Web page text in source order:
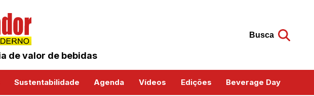
de valor de bebidas
Busca
Sustentabilidade Agenda Vídeos Edições Beverage Day